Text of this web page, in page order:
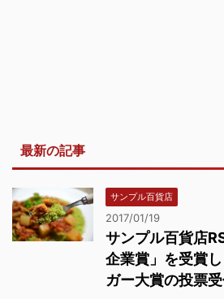
最新の記事
サンプル百貨店
2017/01/19
サンプル百貨店
企業賞」を受賞
ガー大賞の投票